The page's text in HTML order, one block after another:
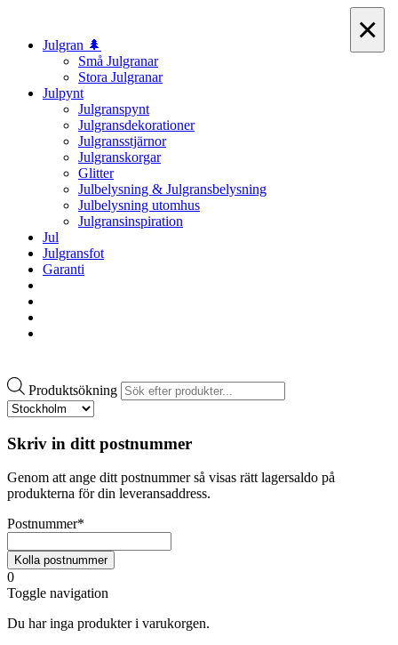
Julgran 🌲
Små Julgranar
Stora Julgranar
Julpynt
Julgranspynt
Julgransdekorationer
Julgransstjärnor
Julgranskorgar
Glitter
Julbelysning & Julgransbelysning
Julbelysning utomhus
Julgransinspiration
Jul
Julgransfot
Garanti
Produktsökning
Skriv in ditt postnummer
Genom att ange ditt postnummer så visas rätt lagersaldo på
produkterna för din leveransaddress.
×
Postnummer*
0
Toggle navigation
Du har inga produkter i varukorgen.